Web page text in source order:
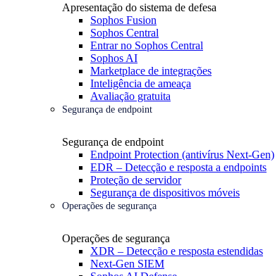
Apresentação do sistema de defesa
Sophos Fusion
Sophos Central
Entrar no Sophos Central
Sophos AI
Marketplace de integrações
Inteligência de ameaça
Avaliação gratuita
Segurança de endpoint
Segurança de endpoint
Endpoint Protection (antivírus Next-Gen)
EDR – Detecção e resposta a endpoints
Proteção de servidor
Segurança de dispositivos móveis
Operações de segurança
Operações de segurança
XDR – Detecção e resposta estendidas
Next-Gen SIEM